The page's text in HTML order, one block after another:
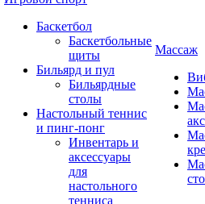
Баскетбол
Баскетбольные
щиты
Бильярд и пул
Бильярдные
столы
Настольный теннис
и пинг-понг
Инвентарь и
аксессуары
для
настольного
тенниса
Массаж